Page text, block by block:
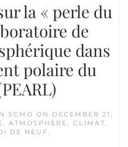
la « perle du
de
dans
polaire du
SCMO ON DECEMBER 21,
, ATMOSPHÈRE, CLIMAT,
DE NEUF.